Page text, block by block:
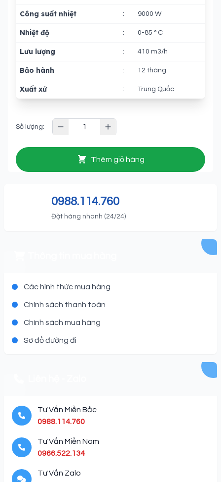
Công suất nhiệt : 9000 W
Nhiệt độ : 0-85 ° C
Lưu lượng : 410 m3/h
Bảo hành : 12 tháng
Xuất xứ : Trung Quốc
Số lượng:
Thêm giỏ hàng
0988.114.760
Đặt hàng nhanh (24/24)
Các hình thức mua hàng
Chính sách thanh toán
Chính sách mua hàng
Sơ đồ đường đi
Tư Vấn Miền Bắc
0988.114.760
Tư Vấn Miền Nam
0966.522.134
Tư Vấn Zalo